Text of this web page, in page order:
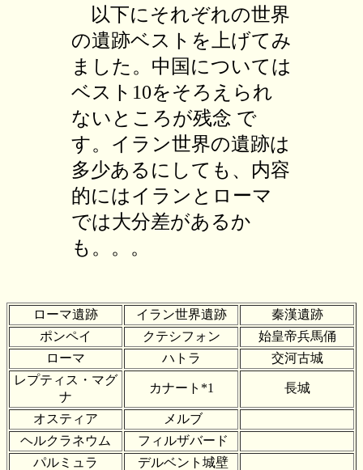
以下にそれぞれの世界
の遺跡ベストを上げてみ
ました。中国については
ベスト10をそろえられ
ないところが残念 で
す。イラン世界の遺跡は
多少あるにしても、内容
的にはイランとローマ
では大分差があるか
も。。。
ローマ遺跡 イラン世界遺跡
秦漢遺跡
ポンペイ
クテシフォン
始皇帝兵馬俑
ローマ
ハトラ
交河古城
レプティス・マグ
ナ
カナート*1 長城
オスティア
メルブ
ヘルクラネウム
フィルザバード
パルミュラ
デルベント城壁